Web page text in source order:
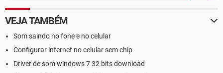
VEJA TAMBÉM
Som saindo no fone e no celular
Configurar internet no celular sem chip
Driver de som windows 7 32 bits download